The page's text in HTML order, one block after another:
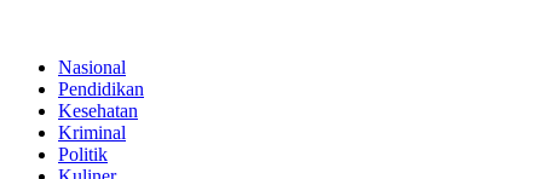
Nasional
Pendidikan
Kesehatan
Kriminal
Politik